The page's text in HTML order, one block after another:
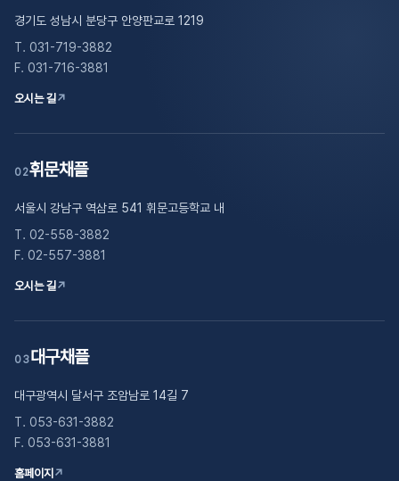
경기도 성남시 분당구 안양판교로 1219
T. 031-719-3882
F. 031-716-3881
오시는 길↗
02휘문채플
서울시 강남구 역삼로 541 휘문고등학교 내
T. 02-558-3882
F. 02-557-3881
오시는 길↗
03대구채플
대구광역시 달서구 조암남로 14길 7
T. 053-631-3882
F. 053-631-3881
홈페이지 ↗